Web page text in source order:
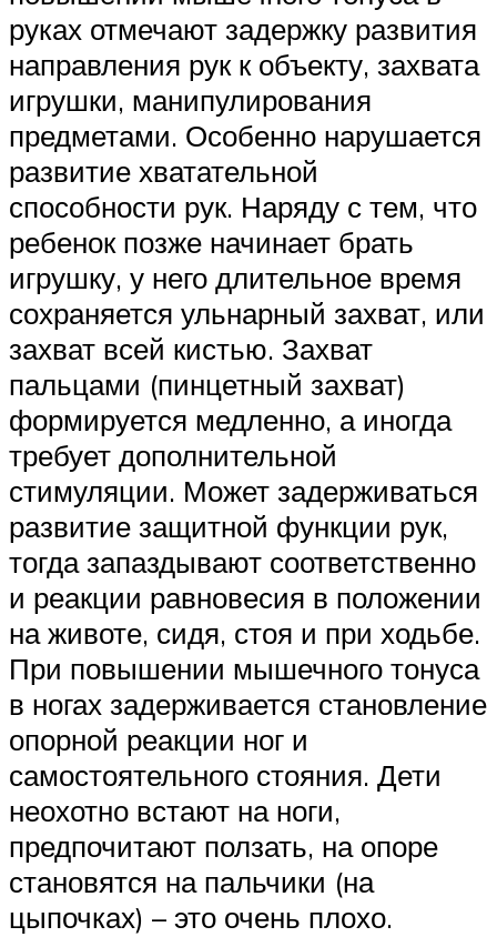
руках отмечают задержку развития
направления рук к объекту, захвата
игрушки, манипулирования
предметами. Особенно нарушается
развитие хватательной
способности рук. Наряду с тем, что
ребенок позже начинает брать
игрушку, у него длительное время
сохраняется ульнарный захват, или
захват всей кистью. Захват
пальцами (пинцетный захват)
формируется медленно, а иногда
требует дополнительной
стимуляции. Может задерживаться
развитие защитной функции рук,
тогда запаздывают соответственно
и реакции равновесия в положении
на животе, сидя, стоя и при ходьбе.
При повышении мышечного тонуса
в ногах задерживается становление
опорной реакции ног и
самостоятельного стояния. Дети
неохотно встают на ноги,
предпочитают ползать, на опоре
становятся на пальчики (на
цыпочках) – это очень плохо.